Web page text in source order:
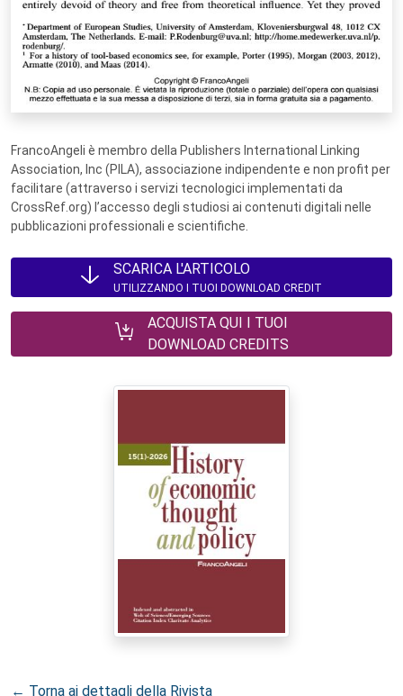
FrancoAngeli è membro della Publishers International Linking
Association, Inc (PILA), associazione indipendente e non profit per
facilitare (attraverso i servizi tecnologici implementati da
CrossRef.org) l’accesso degli studiosi ai contenuti digitali nelle
pubblicazioni professionali e scientifiche.
SCARICA L'ARTICOLO
UTILIZZANDO I TUOI DOWNLOAD CREDIT
ACQUISTA QUI I TUOI
DOWNLOAD CREDITS
← Torna ai dettagli della Rivista